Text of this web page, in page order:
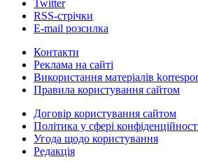
Twitter
RSS-стрічки
E-mail розсилка
Контакти
Реклама на сайті
Використання матеріалів
Правила користування сайтом
Договір користування сайтом
Політика у сфері
Угода щодо користування
Редакція